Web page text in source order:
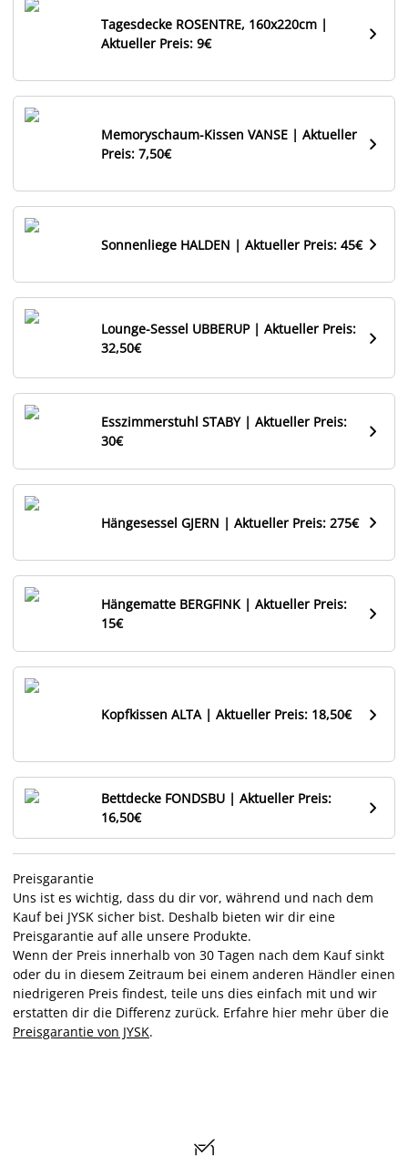
Tagesdecke ROSENTRE, 160x220cm |
Aktueller Preis: 9€

Memoryschaum-Kissen VANSE | Aktueller
Preis: 7,50€

Sonnenliege HALDEN | Aktueller Preis: 45€
Lounge-Sessel UBBERUP | Aktueller Preis:
32,50€

Esszimmerstuhl STABY | Aktueller Preis:
30€

Hängesessel GJERN | Aktueller Preis: 275€ 
Hängematte BERGFINK | Aktueller Preis:
15€

Kopfkissen ALTA | Aktueller Preis: 18,50€ 
Bettdecke FONDSBU | Aktueller Preis:
16,50€

Preisgarantie
Uns ist es wichtig, dass du dir vor, während und nach dem
Kauf bei JYSK sicher bist. Deshalb bieten wir dir eine
Preisgarantie auf alle unsere Produkte.
Wenn der Preis innerhalb von 30 Tagen nach dem Kauf sinkt
oder du in diesem Zeitraum bei einem anderen Händler einen
niedrigeren Preis findest, teile uns dies einfach mit und wir
erstatten dir die Differenz zurück. Erfahre hier mehr über die
Preisgarantie von JYSK.
